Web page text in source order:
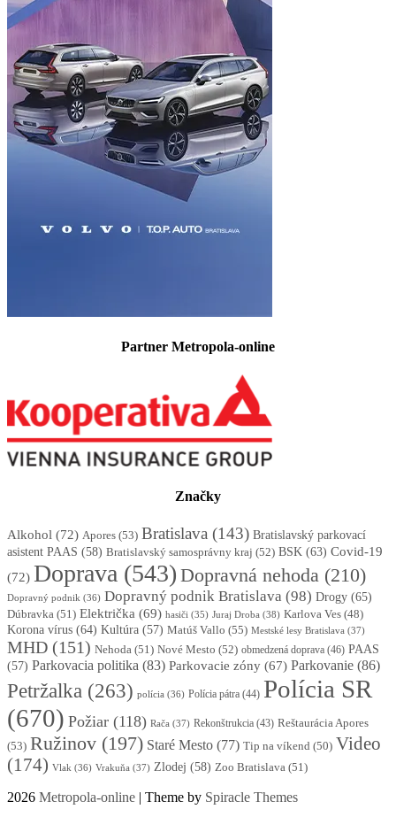
Partner Metropola-online
Značky
Alkohol (72) Apores (53) Bratislava (143) Bratislavský parkovací
asistent PAAS (58) Bratislavský samosprávny kraj (52) BSK (63) Covid-19
(72) Doprava (543) Dopravná nehoda (210)
Dopravný podnik (36) Dopravný podnik Bratislava (98) Drogy (65)
Dúbravka (51) Električka (69) hasiči (35) Juraj Droba (38) Karlova Ves (48)
Korona vírus (64) Kultúra (57) Matúš Vallo (55) Mestské lesy Bratislava (37)
MHD (151) Nehoda (51) Nové Mesto (52) obmedzená doprava (46) PAAS
(57) Parkovacia politika (83) Parkovacie zóny (67) Parkovanie (86)
Petržalka (263) polícia (36) Polícia pátra (44) Polícia SR
(670) Požiar (118) Rača (37) Rekonštrukcia (43) Reštaurácia Apores
(53) Ružinov (197) Staré Mesto (77) Tip na víkend (50) Video
(174) Vlak (36) Vrakuňa (37) Zlodej (58) Zoo Bratislava (51)
2026 Metropola-online | Theme by Spiracle Themes